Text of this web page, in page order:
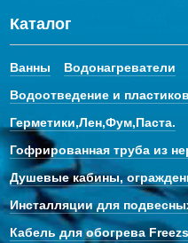
Каталог
Ванны
Водонагреватели
Водоотведение и
Герметики,Лен,Фум,Паста.
Гофрированная труба из
Душевые кабины,
Инсталляции для
Кабель для обогрева